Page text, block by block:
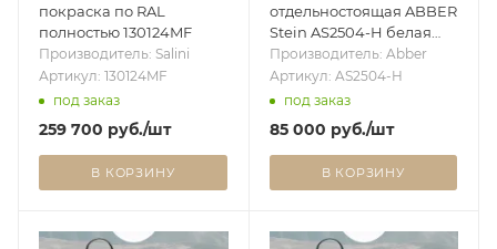
покраска по RAL
полностью 130124MF
Производитель: Salini
Артикул: 130124MF
под заказ
259 700 руб./шт
В КОРЗИНУ
отдельностоящая ABBER
Stein AS2504-H белая
матовая
Производитель: Abber
Артикул: AS2504-H
под заказ
85 000 руб./шт
В КОРЗИНУ